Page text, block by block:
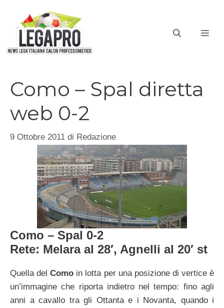
contenuto
Como – Spal diretta
web 0-2
9 Ottobre 2011 di Redazione
Como – Spal 0-2
Rete: Melara al 28′, Agnelli al 20′ st
Quella delComo in lotta per una posizione di vertice è
un’immagine che riporta indietro nel tempo: fino agli
anni a cavallo tra gli Ottanta e i Novanta, quando i